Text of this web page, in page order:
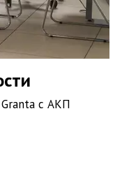
с АКП